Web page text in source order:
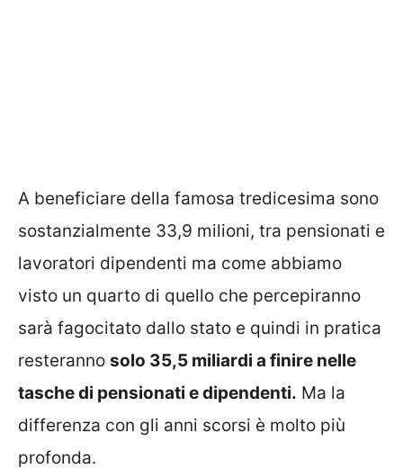
A beneficiare della famosa tredicesima sono
sostanzialmente 33,9 milioni, tra pensionati e
lavoratori dipendenti ma come abbiamo
visto un quarto di quello che percepiranno
sarà fagocitato dallo stato e quindi in pratica
resteranno solo 35,5 miliardi a finire nelle
tasche di pensionati e dipendenti. Ma la
differenza con gli anni scorsi è molto più
profonda.